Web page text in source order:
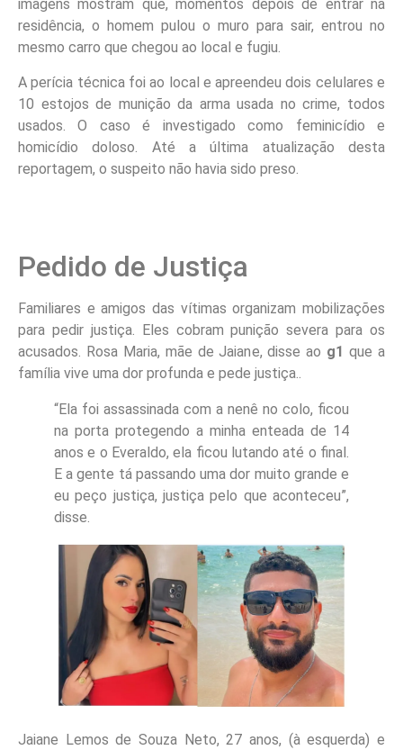
imagens mostram que, momentos depois de entrar na
residência, o homem pulou o muro para sair, entrou no
mesmo carro que chegou ao local e fugiu.
A perícia técnica foi ao local e apreendeu dois celulares e
10 estojos de munição da arma usada no crime, todos
usados. O caso é investigado como feminicídio e
homicídio doloso. Até a última atualização desta
reportagem, o suspeito não havia sido preso.
Pedido de Justiça
Familiares e amigos das vítimas organizam mobilizações
para pedir justiça. Eles cobram punição severa para os
acusados. Rosa Maria, mãe de Jaiane, disse ao g1 que a
família vive uma dor profunda e pede justiça..
“Ela foi assassinada com a nenê no colo, ficou
na porta protegendo a minha enteada de 14
anos e o Everaldo, ela ficou lutando até o final.
E a gente tá passando uma dor muito grande e
eu peço justiça, justiça pelo que aconteceu”,
disse.
Jaiane Lemos de Souza Neto, 27 anos, (à esquerda) e